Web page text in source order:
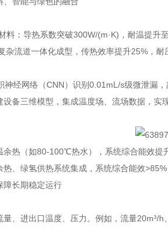
料：导热系数突破300W/(m·K)，耐温提升
杂流道一体化成型，传热效率提升25%，耐
神经网络（CNN）识别0.01mL/s级微泄漏，
备三维模型，集成温度场、流场数据，实
余热（如80-100℃热水），系统综合能效提
、绿氢供热系统集成，系统综合能效>85%
障长期稳定运行
量、进出口温度、压力。例如，流量20m³/